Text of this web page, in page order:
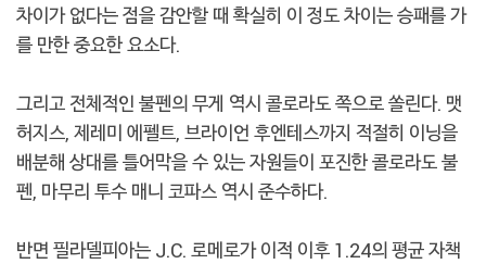
차이가 없다는 점을 감안할 때 확실히 이 정도 차이는 승패를 가
를 만한 중요한 요소다.
그리고 전체적인 불펜의 무게 역시 콜로라도 쪽으로 쏠린다. 맷
허지스, 제레미 에펠트, 브라이언 후엔테스까지 적절히 이닝을
배분해 상대를 틀어막을 수 있는 자원들이 포진한 콜로라도 불
펜, 마무리 투수 매니 코파스 역시 준수하다.
반면 필라델피아는 J.C. 로메로가 이적 이후 1.24의 평균 자책